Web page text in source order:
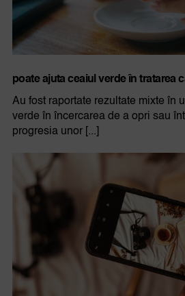
poate ajuta ceaiul verde în tratarea
Au fost raportate rezultate mixte în
verde în încercarea de a opri sau
progresia unor [...]